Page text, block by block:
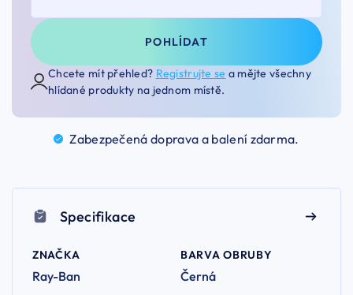
POHLÍDAT
Chcete mít přehled? Registrujte se a mějte všechny
hlídané produkty na jednom místě.
Zabezpečená doprava a balení zdarma.
Specifikace
ZNAČKA
Ray-Ban
BARVA OBRUBY
Černá